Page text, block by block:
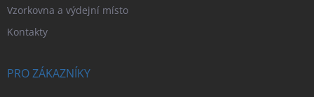
Vzorkovna a výdejní místo
Kontakty
PRO ZÁKAZNÍKY